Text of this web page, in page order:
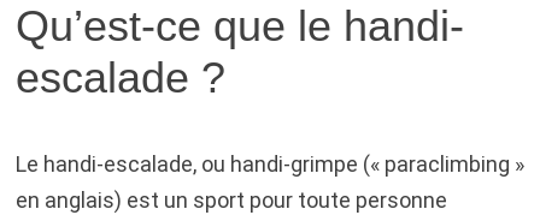
Qu’est-ce que le handi-
escalade ?
Le handi-escalade, ou handi-grimpe (« paraclimbing »
en anglais) est un sport pour toute personne